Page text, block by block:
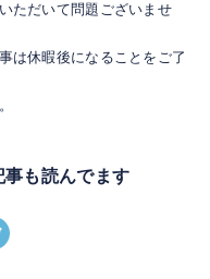
ただいて問題ございませ
は休暇後になることをご了
も読んでます